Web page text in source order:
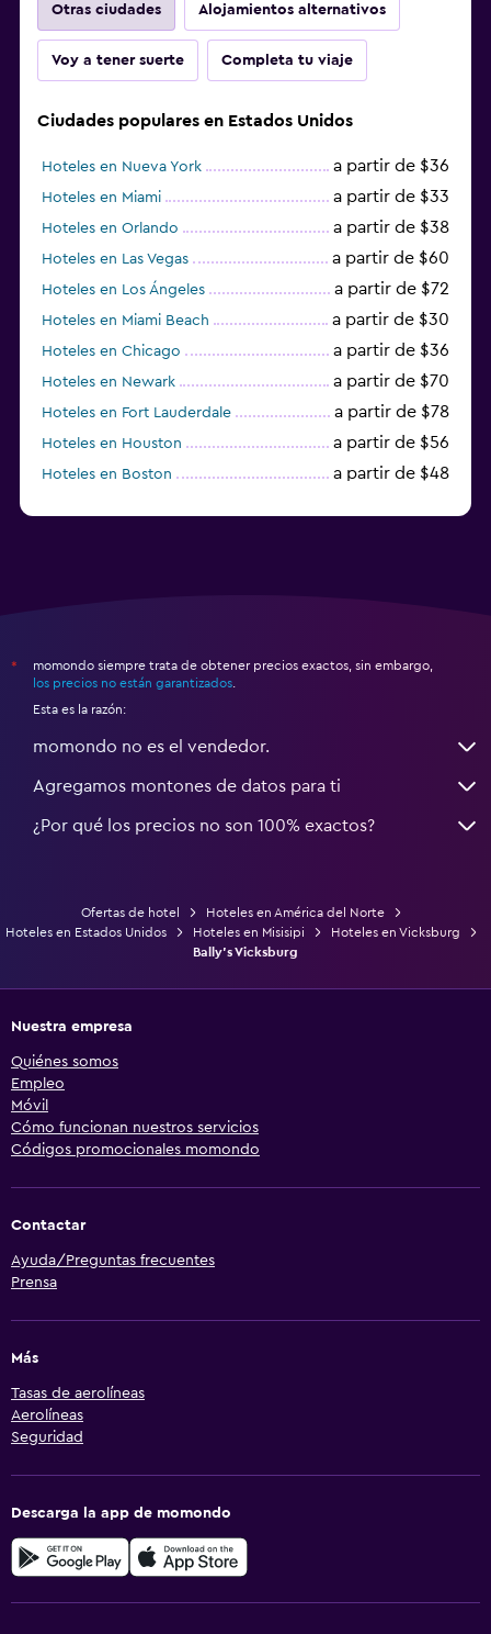
Otras ciudades Alojamientos alternativos
Voy a tener suerte Completa tu viaje
Ciudades populares en Estados Unidos
Hoteles en Nueva York a partir de $36
Hoteles en Miami a partir de $33
Hoteles en Orlando a partir de $38
Hoteles en Las Vegas a partir de $60
Hoteles en Los Ángeles a partir de $72
Hoteles en Miami Beach a partir de $30
Hoteles en Chicago a partir de $36
Hoteles en Newark a partir de $70
Hoteles en Fort Lauderdale a partir de $78
Hoteles en Houston a partir de $56
Hoteles en Boston a partir de $48
*
momondo siempre trata de obtener precios exactos, sin embargo,
los precios no están garantizados
Esta es la razón:
momondo no es el vendedor.
Agregamos montones de datos para ti
¿Por qué los precios no son 100% exactos?
Ofertas de hotel
Hoteles en América del Norte
Hoteles en Estados Unidos
Hoteles en Misisipi
Hoteles en Vicksburg
Bally's Vicksburg
Nuestra empresa
Quiénes somos
Empleo
Móvil
Cómo funcionan nuestros servicios
Códigos promocionales momondo
Contactar
Ayuda/Preguntas frecuentes
Prensa
Más
Tasas de aerolíneas
Aerolíneas
Seguridad
Descarga la app de momondo